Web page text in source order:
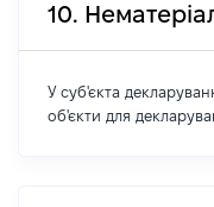
10.
У суб'єкта
об'єкти для